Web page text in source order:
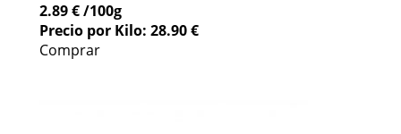
2.89 €/100g
Precio por Kilo: 28.90 €
Comprar